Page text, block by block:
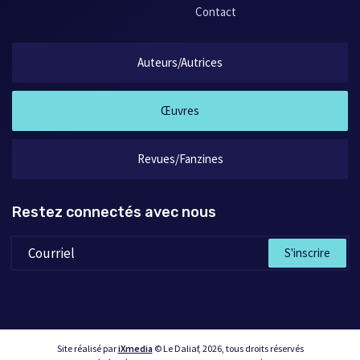
Contact
Auteurs/Autrices
Œuvres
Revues/Fanzines
Restez connectés avec nous
S'inscrire
Site réalisé pariXmedia© Le Daliaf, 2026, tous droits réservés